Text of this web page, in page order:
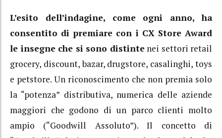
L’esito dell’indagine, come ogni anno, ha
consentito di premiare con i CX Store Award
le insegne che si sono distintenei settori retail
grocery, discount, bazar, drugstore, casalinghi, toys
e petstore. Un riconoscimento che non premia solo
la “potenza” distributiva, numerica delle aziende
maggiori che godono di un parco clienti molto
ampio (“Goodwill Assoluto”). Il concetto di